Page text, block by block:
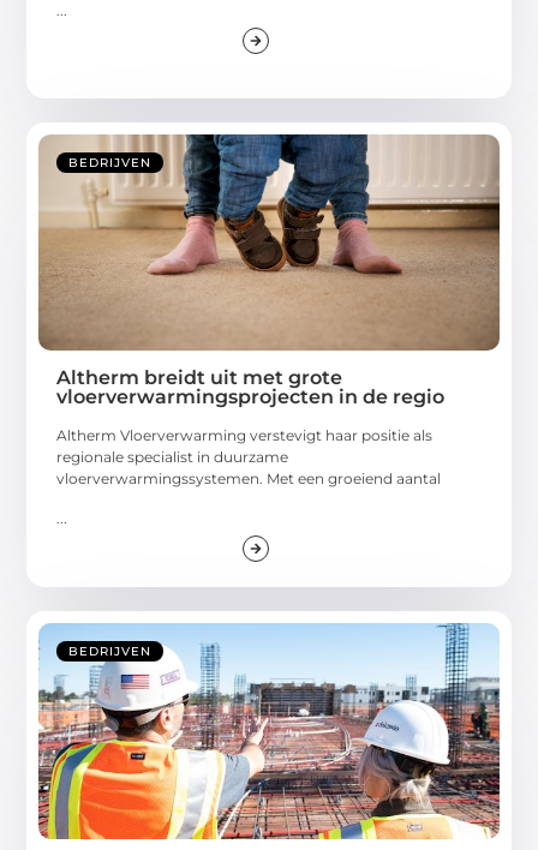
...
BEDRIJVEN
Altherm breidt uit met grote
vloerverwarmingsprojecten in de regio
Altherm Vloerverwarming verstevigt haar positie als
regionale specialist in duurzame
vloerverwarmingssystemen. Met een groeiend aantal
BEDRIJVEN